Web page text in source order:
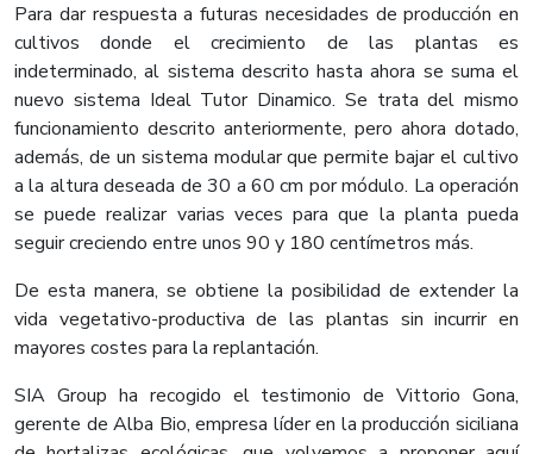
Para dar respuesta a futuras necesidades de producción en
cultivos donde el crecimiento de las plantas es
indeterminado, al sistema descrito hasta ahora se suma el
nuevo sistema Ideal Tutor Dinamico. Se trata del mismo
funcionamiento descrito anteriormente, pero ahora dotado,
además, de un sistema modular que permite bajar el cultivo
a la altura deseada de 30 a 60 cm por módulo. La operación
se puede realizar varias veces para que la planta pueda
seguir creciendo entre unos 90 y 180 centímetros más.
De esta manera, se obtiene la posibilidad de extender la
vida vegetativo-productiva de las plantas sin incurrir en
mayores costes para la replantación.
SIA Group ha recogido el testimonio de Vittorio Gona,
gerente de Alba Bio, empresa líder en la producción siciliana